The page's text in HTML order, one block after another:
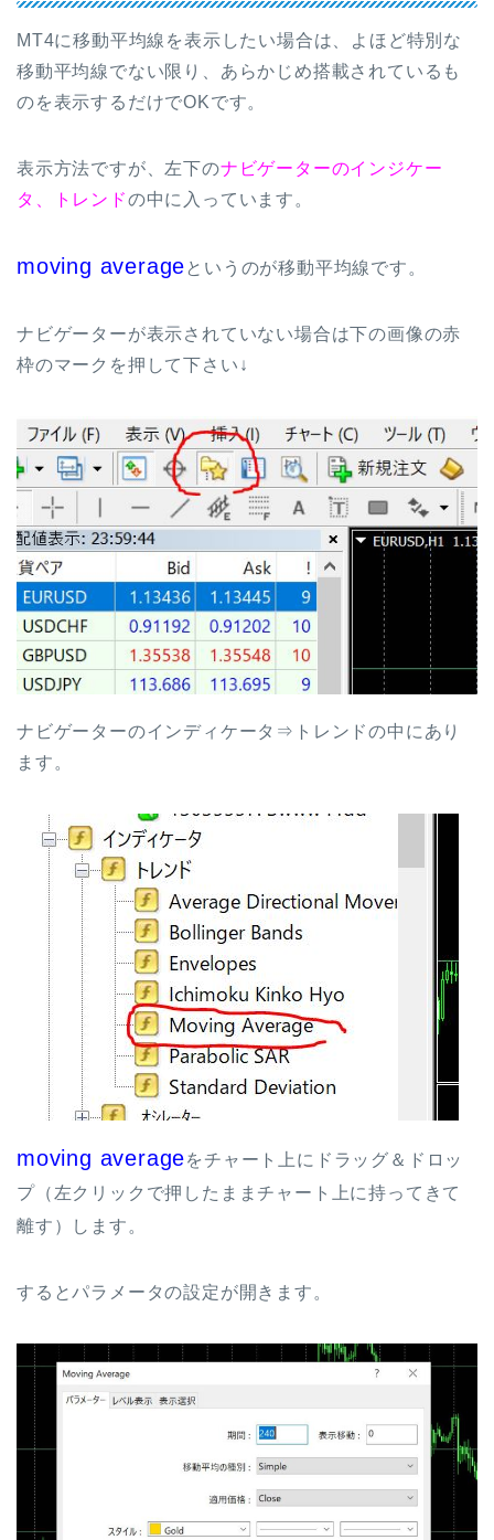
MT4に移動平均線を表示したい場合は、よほど特別な
移動平均線でない限り、あらかじめ搭載されているも
のを表示するだけでOKです。
表示方法ですが、左下のナビゲーターのインジケー
タ、トレンドの中に入っています。
moving average というのが移動平均線です。
ナビゲーターが表示されていない場合は下の画像の赤
枠のマークを押して下さい↓
ナビゲーターのインディケータ⇒トレンドの中にあり
ます。
moving averageをチャート上にドラッグ＆ドロッ
プ（左クリックで押したままチャート上に持ってきて
離す）します。
するとパラメータの設定が開きます。